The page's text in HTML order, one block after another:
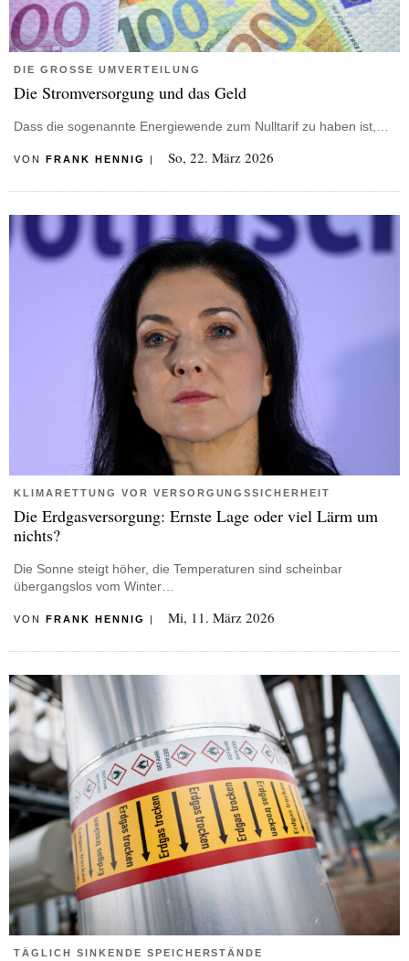
DIE GROSSE UMVERTEILUNG
Die Stromversorgung und das Geld
Dass die sogenannte Energiewende zum Nulltarif zu haben ist,…
VON FRANK HENNIG | So, 22. März 2026
KLIMARETTUNG VOR VERSORGUNGSSICHERHEIT
Die Erdgasversorgung: Ernste Lage oder viel Lärm um
nichts?
Die Sonne steigt höher, die Temperaturen sind scheinbar
übergangslos vom Winter…
VON FRANK HENNIG | Mi, 11. März 2026
TÄGLICH SINKENDE SPEICHERSTÄNDE